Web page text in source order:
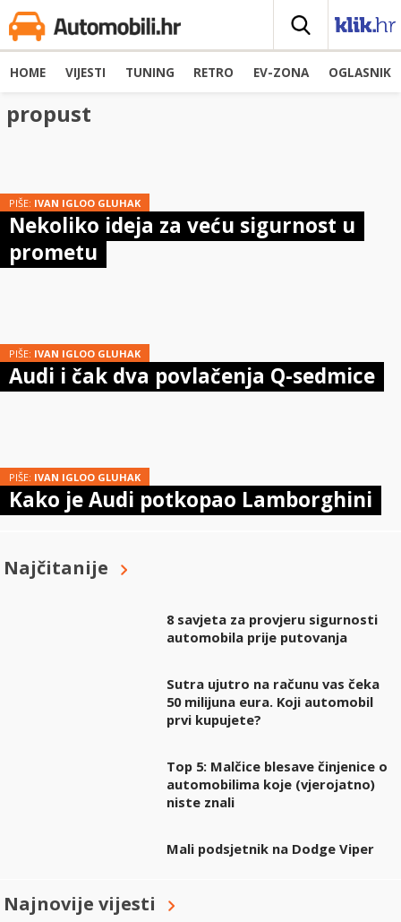
HOME VIJESTI TUNING RETRO EV-ZONA OGLASNIK
propust
PIŠE: IVAN IGLOO GLUHAK
Nekoliko ideja za veću sigurnost u
prometu
PIŠE: IVAN IGLOO GLUHAK
Audi i čak dva povlačenja Q-sedmice
PIŠE: IVAN IGLOO GLUHAK
Kako je Audi potkopao Lamborghini
Najčitanije
8 savjeta za provjeru sigurnosti
automobila prije putovanja
Sutra ujutro na računu vas čeka
50 milijuna eura. Koji automobil
prvi kupujete?
Top 5: Malčice blesave činjenice o
automobilima koje (vjerojatno)
niste znali
Mali podsjetnik na Dodge Viper
Najnovije vijesti